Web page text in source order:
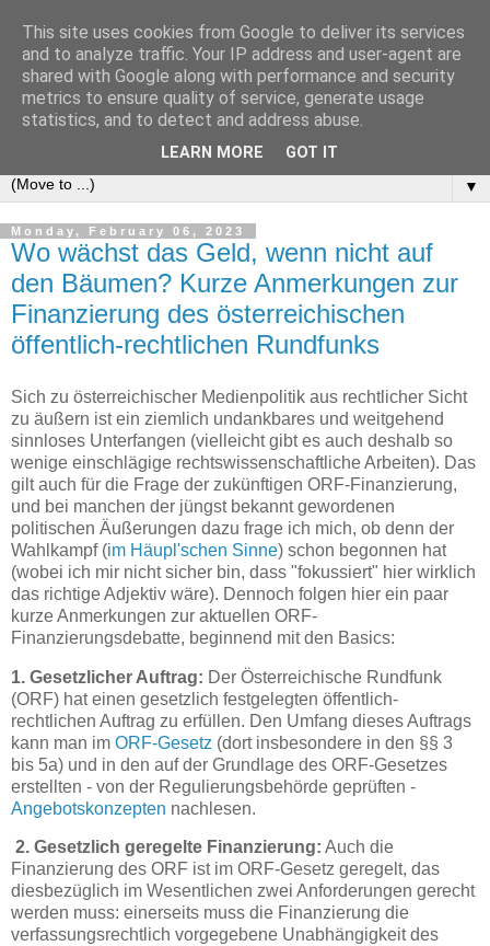
e-comm
Blog zum österreichischen und europäischen Recht der
elektronischen Kommunikationsnetze und -dienste
▼
Monday, February 06, 2023
Wo wächst das Geld, wenn nicht auf
den Bäumen? Kurze Anmerkungen zur
Finanzierung des österreichischen
öffentlich-rechtlichen Rundfunks
Sich zu österreichischer Medienpolitik aus rechtlicher Sicht
zu äußern ist ein ziemlich undankbares und weitgehend
sinnloses Unterfangen (vielleicht gibt es auch deshalb so
wenige einschlägige rechtswissenschaftliche Arbeiten). Das
gilt auch für die Frage der zukünftigen ORF-Finanzierung,
und bei manchen der jüngst bekannt gewordenen
politischen Äußerungen dazu frage ich mich, ob denn der
Wahlkampf (im Häupl'schen Sinne) schon begonnen hat
(wobei ich mir nicht sicher bin, dass "fokussiert" hier wirklich
das richtige Adjektiv wäre). Dennoch folgen hier ein paar
kurze Anmerkungen zur aktuellen ORF-
Finanzierungsdebatte, beginnend mit den Basics:
1. Gesetzlicher Auftrag: Der Österreichische Rundfunk
(ORF) hat einen gesetzlich festgelegten öffentlich-
rechtlichen Auftrag zu erfüllen. Den Umfang dieses Auftrags
kann man im ORF-Gesetz (dort insbesondere in den §§ 3
bis 5a) und in den auf der Grundlage des ORF-Gesetzes
erstellten - von der Regulierungsbehörde geprüften -
Angebotskonzepten nachlesen.
2. Gesetzlich geregelte Finanzierung: Auch die
Finanzierung des ORF ist im ORF-Gesetz geregelt, das
diesbezüglich im Wesentlichen zwei Anforderungen gerecht
werden muss: einerseits muss die Finanzierung die
verfassungsrechtlich vorgegebene Unabhängigkeit des
This site uses cookies from Google to deliver its services
and to analyze traffic. Your IP address and user-agent are
shared with Google along with performance and security
metrics to ensure quality of service, generate usage
statistics, and to detect and address abuse.
LEARN MORE GOT IT